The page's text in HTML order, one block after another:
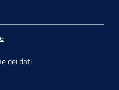
dei dati